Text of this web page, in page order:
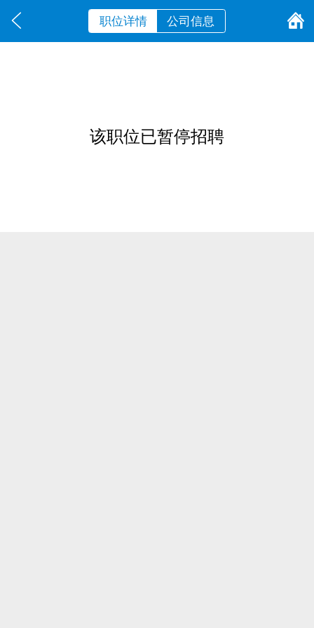
职位详情 公司信息
该职位已暂停招聘